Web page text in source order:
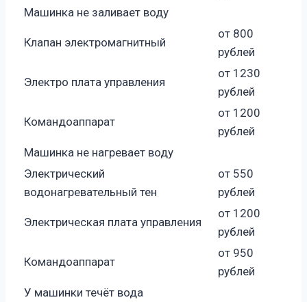
Машинка не заливает воду
Клапан электромагнитный
от 800
рублей
Электро плата управления
от 1230
рублей
Командоаппарат
от 1200
рублей
Машинка не нагревает воду
Электрический
водонагревательный тен
от 550
рублей
Электрическая плата управления
от 1200
рублей
Командоаппарат
от 950
рублей
У машинки течёт вода